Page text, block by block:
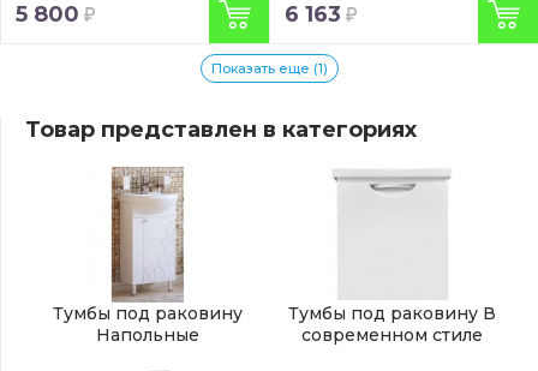
5 800 6 163
Показать еще (1)
Товар представлен в категориях
Тумбы под раковину
Напольные
Тумбы под раковину В
современном стиле